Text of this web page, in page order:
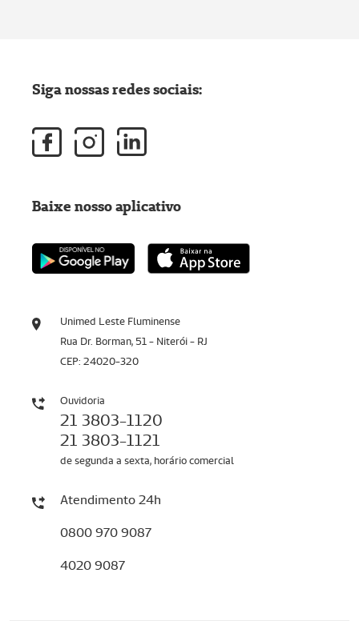
Unimed Leste Fluminense
Rua Dr. Borman, 51 - Niterói - RJ
CEP: 24020-320
Ouvidoria
21 3803-1120
21 3803-1121
de segunda a sexta, horário comercial
Atendimento 24h
0800 970 9087
4020 9087
Siga nossas redes sociais:
Baixe nosso aplicativo